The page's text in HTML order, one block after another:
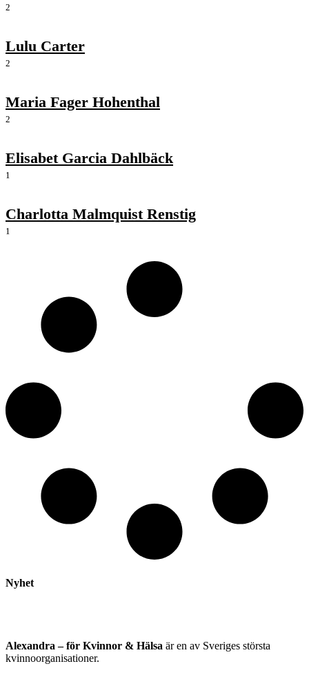
2
Lulu Carter
2
Maria Fager Hohenthal
2
Elisabet Garcia Dahlbäck
1
Charlotta Malmquist Renstig
1
Nyhet
Alexandra – för Kvinnor & Hälsa är en av Sveriges största
kvinnoorganisationer.